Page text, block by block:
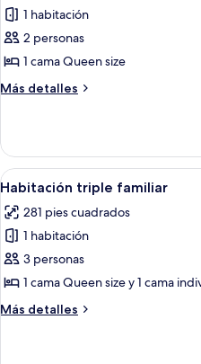
fotos
de
Habitación
doble
estándar
1 habitación
2 personas
1 cama Queen size
Más detalles
Más
doble
estándar
Abrir
todas
las
fotos
de
Habitación
triple
familiar
7
Habitación triple familiar
281 pies cuadrados
1 habitación
3 personas
1 cama Queen size y 1 cama
Más detalles
Más